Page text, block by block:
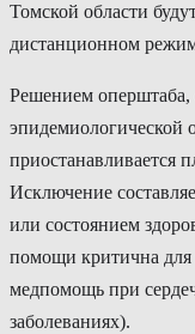
Томской области
дистанционном
Решением оперштаба,
эпидемиологической
приостанавливается
Исключение
или состоянием
помощи критична для
медпомощь при
заболеваниях).